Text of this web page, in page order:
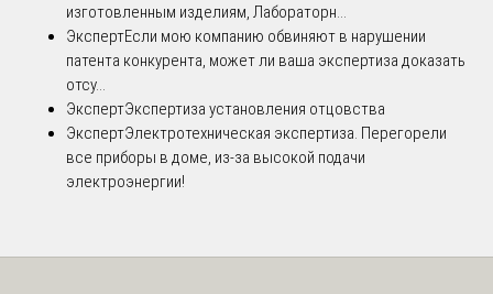
изготовленным изделиям, Лабораторн...
ЭкспертЕсли мою компанию обвиняют в нарушении
патента конкурента, может ли ваша экспертиза доказать
отсу...
ЭкспертЭкспертиза установления отцовства
ЭкспертЭлектротехническая экспертиза. Перегорели
все приборы в доме, из-за высокой подачи
электроэнергии!